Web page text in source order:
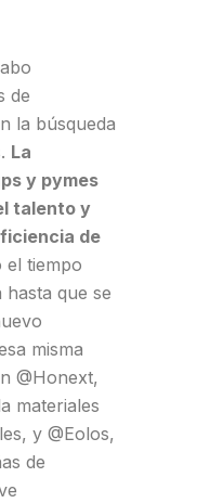
de
la búsqueda
La
y pymes
talento y
de
el tiempo
hasta que se
misma
@Honext,
materiales
y @Eolos,
de